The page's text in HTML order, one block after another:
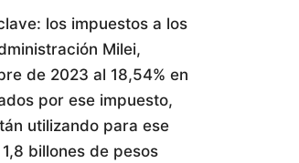
los impuestos a los
Milei,
de 2023 al 18,54% en
por ese impuesto,
utilizando para ese
billones de pesos